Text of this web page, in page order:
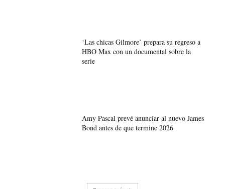
‘Las chicas Gilmore’ prepara su regreso a
HBO Max con un documental sobre la
serie
Amy Pascal prevé anunciar al nuevo James
Bond antes de que termine 2026